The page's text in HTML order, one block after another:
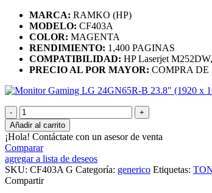
MARCA: RAMKO (HP)
MODELO: CF403A
COLOR: MAGENTA
RENDIMIENTO: 1,400 PAGINAS
COMPATIBILIDAD: HP Laserjet
PRECIO AL POR MAYOR: COMPRA DE
Añadir al carrito
¡Hola! Contáctate con un asesor de venta
Comparar
agregar a lista de deseos
SKU: CF403A G Categoría: generico Etiquetas:
Compartir